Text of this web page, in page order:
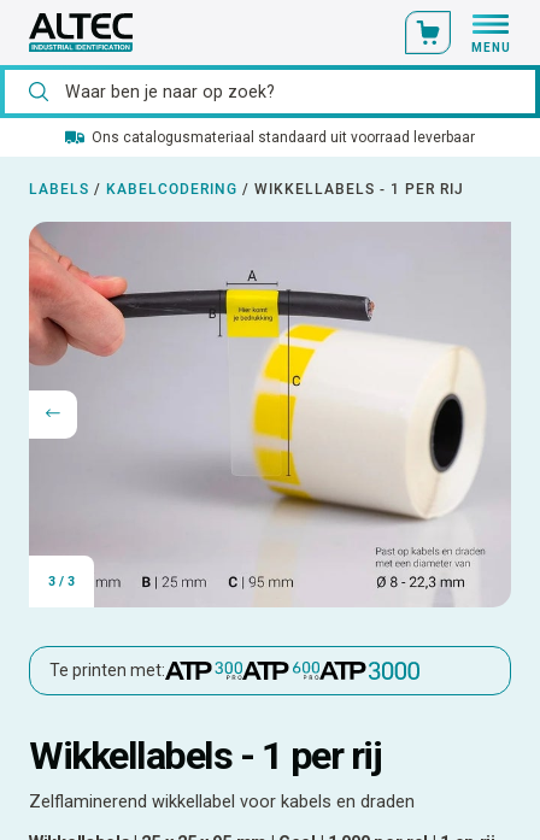
MENU
Ons catalogusmateriaal standaard uit voorraad leverbaar
LABELS / KABELCODERING / WIKKELLABELS - 1 PER RIJ
3 / 3
Te printen met:
Wikkellabels - 1 per rij
Zelflaminerend wikkellabel voor kabels en draden